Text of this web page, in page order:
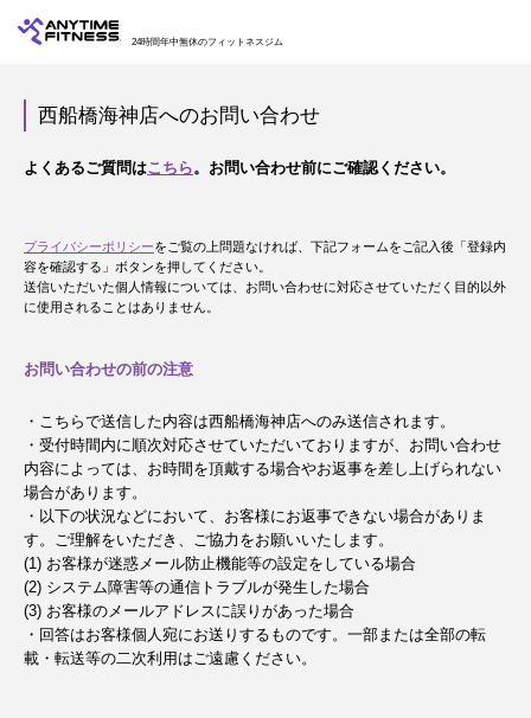
24時間年中無休のフィットネスジム
西船橋海神店へのお問い合わせ
よくあるご質問はこちら。お問い合わせ前にご確認ください。
プライバシーポリシーをご覧の上問題なければ、下記フォームをご記入後「登録内
容を確認する」ボタンを押してください。
送信いただいた個人情報については、お問い合わせに対応させていただく目的以外
に使用されることはありません。
お問い合わせの前の注意
・こちらで送信した内容は西船橋海神店へのみ送信されます。
・受付時間内に順次対応させていただいておりますが、お問い合わせ
内容によっては、お時間を頂戴する場合やお返事を差し上げられない
場合があります。
・以下の状況などにおいて、お客様にお返事できない場合がありま
す。ご理解をいただき、ご協力をお願いいたします。
(1) お客様が迷惑メール防止機能等の設定をしている場合
(2) システム障害等の通信トラブルが発生した場合
(3) お客様のメールアドレスに誤りがあった場合
・回答はお客様個人宛にお送りするものです。一部または全部の転
載・転送等の二次利用はご遠慮ください。